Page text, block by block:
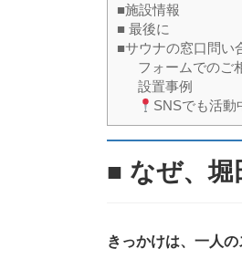
■施設情報
■ 最後に
■サウナの窓口問い
フォームでのご
設置事例
SNSでも活動
■ なぜ、堀
きっかけは、一人の